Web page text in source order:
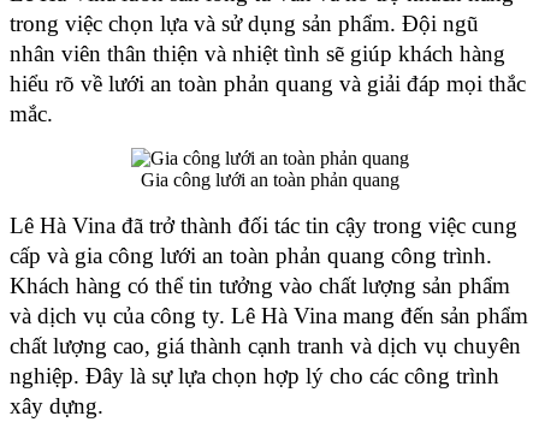
trong việc chọn lựa và sử dụng sản phẩm. Đội ngũ
nhân viên thân thiện và nhiệt tình sẽ giúp khách hàng
hiểu rõ về lưới an toàn phản quang và giải đáp mọi thắc
mắc.
Gia công lưới an toàn phản quang
Lê Hà Vina đã trở thành đối tác tin cậy trong việc cung
cấp và gia công lưới an toàn phản quang công trình.
Khách hàng có thể tin tưởng vào chất lượng sản phẩm
và dịch vụ của công ty. Lê Hà Vina mang đến sản phẩm
chất lượng cao, giá thành cạnh tranh và dịch vụ chuyên
nghiệp. Đây là sự lựa chọn hợp lý cho các công trình
xây dựng.